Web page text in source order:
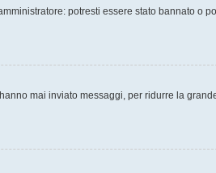
potresti essere stato bannato o
mai inviato messaggi, per ridurre la